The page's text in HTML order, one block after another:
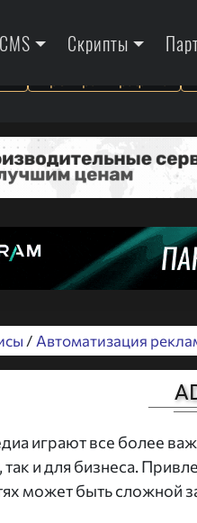
CMS Скрипты
/ Автоматизация
играют все более
так и для бизнеса.
может быть сложной